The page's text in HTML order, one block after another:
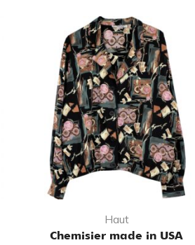
Haut
Chemisier made in USA